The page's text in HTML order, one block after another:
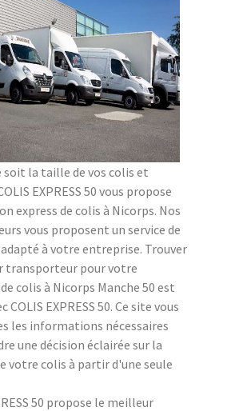
soit la taille de vos colis et
EXPRESS 50 vous propose
express de colis à Nicorps. Nos
vous proposent un service de
à votre entreprise. Trouver
transporteur pour votre
colis à Nicorps Manche 50 est
COLIS EXPRESS 50. Ce site vous
les informations nécessaires
une décision éclairée sur la
votre colis à partir d'une seule
50 propose le meilleur